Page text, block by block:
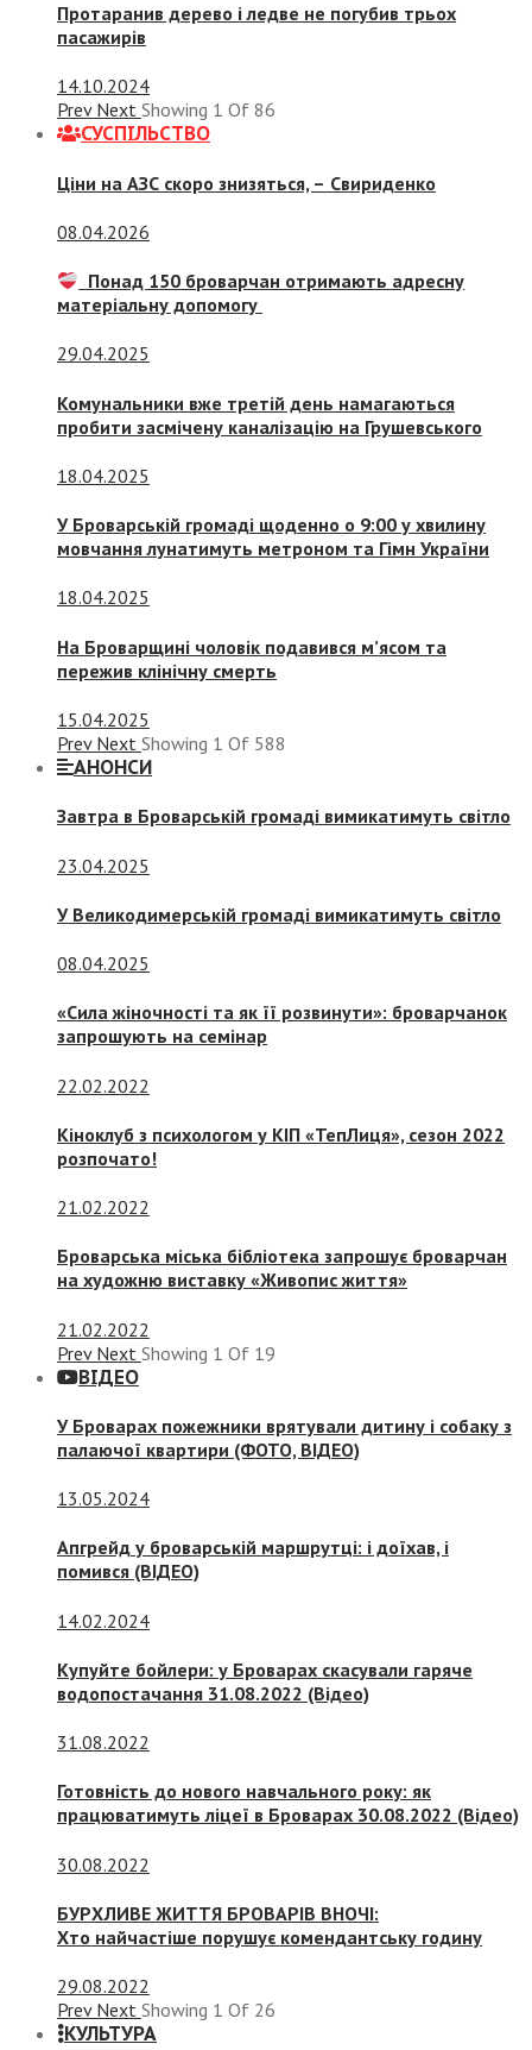
Протаранив дерево і ледве не погубив трьох
пасажирів
14.10.2024
Prev Next Showing 1 Of 86
СУСПIЛЬСТВО
Ціни на АЗС скоро знизяться, – Свириденко
08.04.2026
Понад 150 броварчан отримають адресну
матеріальну допомогу
29.04.2025
Комунальники вже третій день намагаються
пробити засмічену каналізацію на Грушевського
18.04.2025
У Броварській громаді щоденно о 9:00 у хвилину
мовчання лунатимуть метроном та Гімн України
18.04.2025
На Броварщині чоловік подавився м’ясом та
пережив клінічну смерть
15.04.2025
Prev Next Showing 1 Of 588
АНОНСИ
Завтра в Броварській громаді вимикатимуть світло
23.04.2025
У Великодимерській громаді вимикатимуть світло
08.04.2025
«Сила жіночності та як її розвинути»: броварчанок
запрошують на семінар
22.02.2022
Кіноклуб з психологом у КІП «ТепЛиця», сезон 2022
розпочато!
21.02.2022
Броварська міська бібліотека запрошує броварчан
на художню виставку «Живопис життя»
21.02.2022
Prev Next Showing 1 Of 19
ВІДЕО
У Броварах пожежники врятували дитину і собаку з
палаючої квартири (ФОТО, ВІДЕО)
13.05.2024
Апгрейд у броварській маршрутці: і доїхав, і
помився (ВІДЕО)
14.02.2024
Купуйте бойлери: у Броварах скасували гаряче
водопостачання 31.08.2022 (Відео)
31.08.2022
Готовність до нового навчального року: як
працюватимуть ліцеї в Броварах 30.08.2022 (Відео)
30.08.2022
БУРХЛИВЕ ЖИТТЯ БРОВАРІВ ВНОЧІ:
Хто найчастіше порушує комендантську годину
29.08.2022
Prev Next Showing 1 Of 26
КУЛЬТУРА